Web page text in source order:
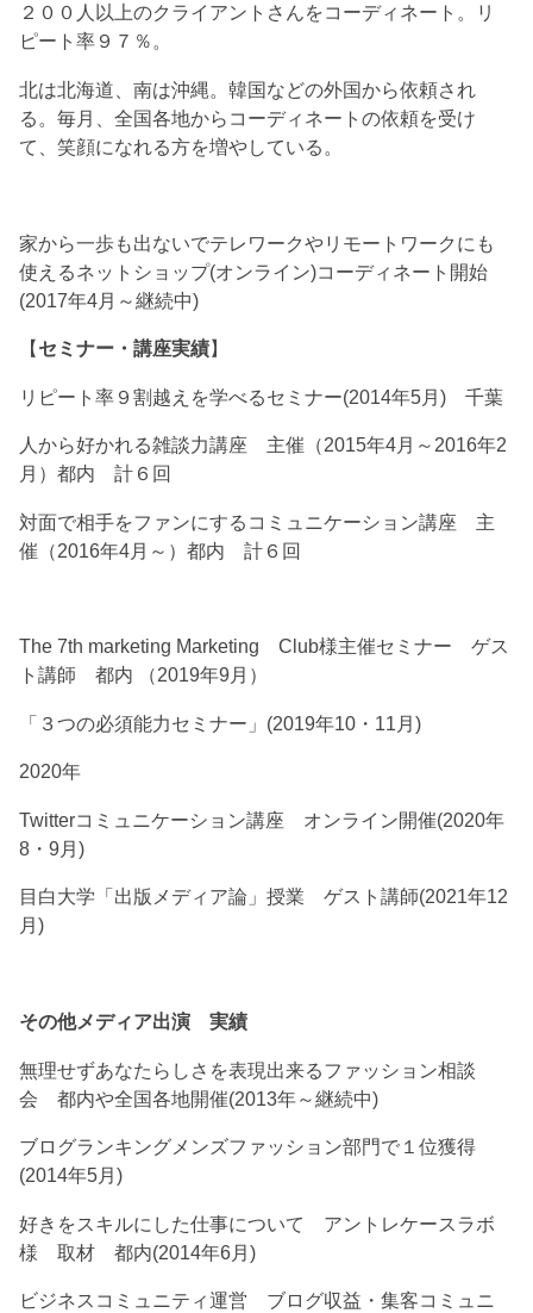
２００人以上のクライアントさんをコーディネート。リ
ピート率９７％。
北は北海道、南は沖縄。韓国などの外国から依頼され
る。毎月、全国各地からコーディネートの依頼を受け
て、笑顔になれる方を増やしている。
家から一歩も出ないでテレワークやリモートワークにも
使えるネットショップ(オンライン)コーディネート開始
(2017年4月～継続中)
【セミナー・講座実績】
リピート率９割越えを学べるセミナー(2014年5月) 千葉
人から好かれる雑談力講座 主催（2015年4月～2016年2
月）都内 計６回
対面で相手をファンにするコミュニケーション講座 主
催（2016年4月～）都内 計６回
The 7th marketing Marketing Club様主催セミナー ゲス
ト講師 都内 （2019年9月）
「３つの必須能力セミナー」(2019年10・11月)
2020年
Twitterコミュニケーション講座 オンライン開催(2020年
8・9月)
目白大学「出版メディア論」授業 ゲスト講師(2021年12
月)
その他メディア出演 実績
無理せずあなたらしさを表現出来るファッション相談
会 都内や全国各地開催(2013年～継続中)
ブログランキングメンズファッション部門で１位獲得
(2014年5月)
好きをスキルにした仕事について アントレケースラボ
様 取材 都内(2014年6月)
ビジネスコミュニティ運営 ブログ収益・集客コミュニ